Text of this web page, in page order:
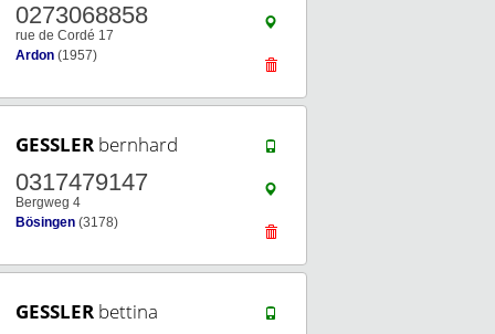
0273068858
rue de Cordé 17
Ardon (1957)
GESSLER bernhard
0317479147
Bergweg 4
Bösingen (3178)
GESSLER bettina